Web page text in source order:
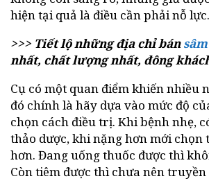
hiện tại quả là điều cần phải nỗ lực.
>>> Tiết lộ những địa chỉ bán
nhất, chất lượng nhất, đông
Cụ có một quan điểm khiến nhiều
đó chính là hãy dựa vào mức độ
chọn cách điều trị. Khi bệnh nhẹ,
thảo dược, khi nặng hơn mới chọn
hơn. Đang uống thuốc được thì
Còn tiêm được thì chưa nên